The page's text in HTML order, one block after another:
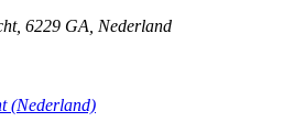
, 6229 GA Nederland
(Nederland)